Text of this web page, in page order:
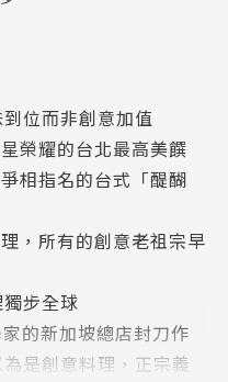
話題性更是關鍵，像是
廳，如台中的J-Pin
店好評不斷，終於在引
是宜蘭的饗宴鐵板燒，
還有台灣壽司聖地美稱
米其林味蕾
往的米其林經驗，更分
位而非創意加值
榮耀的台北最高美饌
相指名的台式「醍醐
，所有的創意老祖宗早
步全球
的新加坡總店封刀作
是創意料理，正宗義